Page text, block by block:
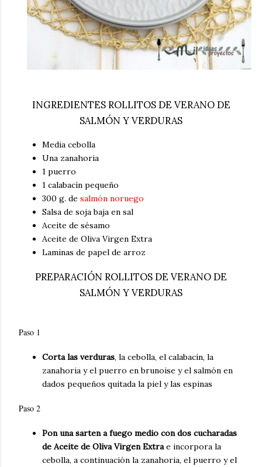
INGREDIENTES ROLLITOS DE VERANO DE
SALMÓN Y VERDURAS
Media cebolla
Una zanahoria
1 puerro
1 calabacín pequeño
300 g. de salmón noruego
Salsa de soja baja en sal
Aceite de sésamo
Aceite de Oliva Virgen Extra
Laminas de papel de arroz
PREPARACIÓN ROLLITOS DE VERANO DE
SALMÓN Y VERDURAS
Paso 1
Corta las verduras, la cebolla, el calabacín, la
zanahoria y el puerro en brunoise y el salmón en
dados pequeños quitada la piel y las espinas
Paso 2
Pon una sarten a fuego medio con dos cucharadas
de Aceite de Oliva Virgen Extrae incorpora la
cebolla, a continuación la zanahoria, el puerro y el